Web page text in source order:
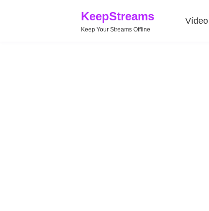
KeepStreams
Keep Your Streams Offline
Vídeo